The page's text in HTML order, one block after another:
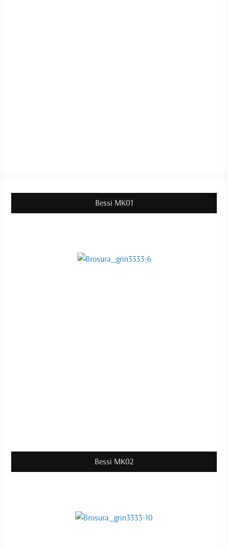
Bessi MK01
Bessi MK02